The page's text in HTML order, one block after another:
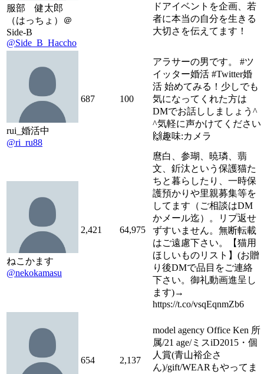
服部 健太郎
（はっちょ）＠
Side-B
@Side_B_Haccho
ドアイベントを企画、若
者に本当の自分を生きる
大切さを伝えてます！
rui_婚活中
@ri_ru88
687 100
アラサーの男です。 #ツ
イッター婚活 #Twitter婚
活 始めてみる！少しでも
気になってくれた方は
DMでお話ししましょう^
^気軽に声かけてください
🙌趣味:カメラ
ねこかます
@nekokamasu
2,421 64,975
麿白、参瑚、暁璘、翡
文、釿汰という保護猫た
ちと暮らしたり、一時保
護預かりや里親募集等を
してます（ご相談はDM
かメール迄）。リプ返せ
ずすいません。無断転載
はご遠慮下さい。【猫用
ほしいものリスト】(お贈
り後DMで品目をご連絡
下さい。御礼動画進呈し
ます)→
https://t.co/vsqEqnmZb6
654 2,137
model agency Office Ken 所
属/21 age/ミスiD2015・個
人賞(青山裕企さ
ん)/gift/WEARもやってま